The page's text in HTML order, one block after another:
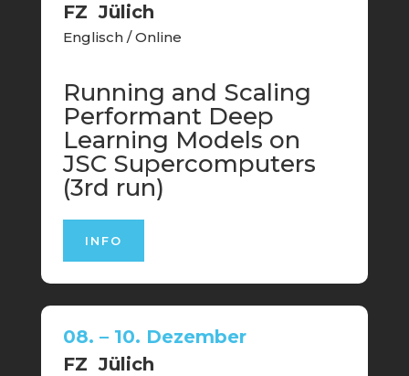
FZ Jülich
Englisch / Online
Running and Scaling
Performant Deep
Learning Models on
JSC Supercomputers
(3rd run)
INFO
08. – 10. Dezember
FZ Jülich